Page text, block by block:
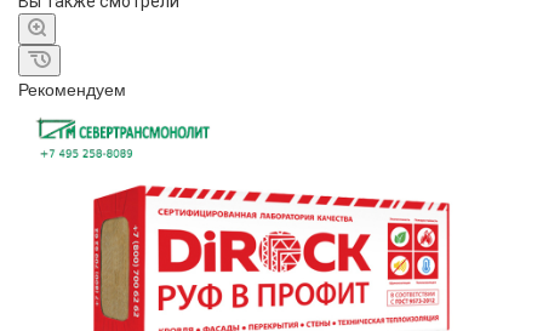
Рекомендуем